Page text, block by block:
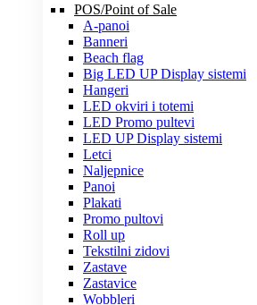
POS/Point of Sale
A-panoi
Banneri
Beach flag
Big LED UP Display sistemi
Hangeri
LED okviri i totemi
LED Promo pultevi
LED UP Display sistemi
Letci
Naljepnice
Panoi
Plakati
Promo pultovi
Roll up
Tekstilni zidovi
Zastave
Zastavice
Wobbleri